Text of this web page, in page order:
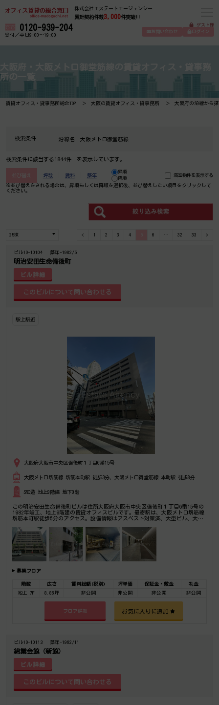
株式会社エステートエージェンシー
累計契約件数3,000件突破!!
0120-939-204
受付／平日9:00～19:00
ゲスト様
お問い合わせ
ログイン
所の一覧
賃貸オフィス・貸事務所総合TOP 大阪の賃貸オフィス・貸事務所 大阪府の沿線から
検索条件 沿線名: 大阪メトロ御堂筋線
検索条件に該当する1844件 を表示しています。
並び替え 坪数 賃料 築年
昇順
降順
満室物件を表示する
※並び替えをされる場合は、昇順もしくは降順を選択後、​並び替えしたい項目をクリックして
ください。
< 1 2 3 4 6 … 32 33 >
ビルID-10104 築年-1982/5
明治安田生命備後町
ビル詳細
駅上駅近
大阪府大阪市中央区備後町１丁目6番15号
大阪メトロ堺筋線 堺筋本町駅 徒歩3分、大阪メトロ御堂筋線 本町駅 徒歩8分
SRC造 地上9階建 地下0階
この明治安田生命備後町ビルは住所大阪府大阪市中央区備後町１丁目6番15号の
1982年竣工、地上9階建の賃貸オフィスビルです。最寄駅は、大阪メトロ堺筋線
堺筋本町駅徒歩5分のアクセス。設備情報はアスベスト対策済、大型ビル、大通
レ男女別、24時間利用可能、光回線。是非一度ご内覧下さいませ！ その他、事
務所、オフィス移転、不動産の事なら何でもお気軽にご相談下さい。
募集フロア
階数 広さ 賃料総額(税別) 坪単価 保証金・敷金
礼金
地上 7F
8.86坪 非公開 非公開 非公開 非公開
フロア詳細 お気に入りに追加
ビルID-10113 築年-1962/11
綿業会館（新館）
ビル詳細